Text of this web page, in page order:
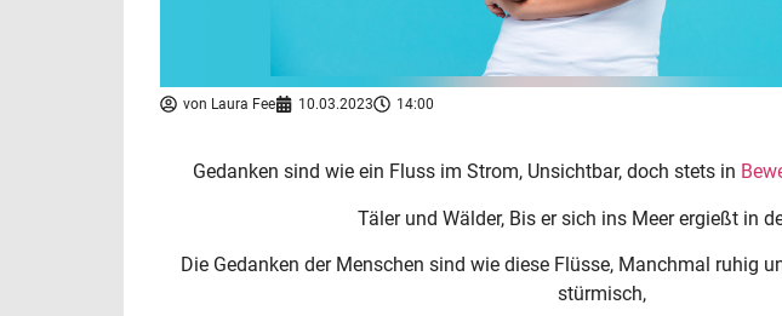
von Laura Fee 10.03.2023 14:00
Gedanken sind wie ein Fluss im Strom, Unsichtbar, doch stets in
Täler und Wälder, Bis er sich ins Meer ergießt in
Die Gedanken der Menschen sind wie diese Flüsse, Manchmal ruhig
stürmisch,